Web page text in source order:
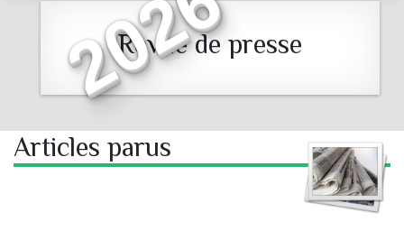
2026
Revue de presse
Articles parus